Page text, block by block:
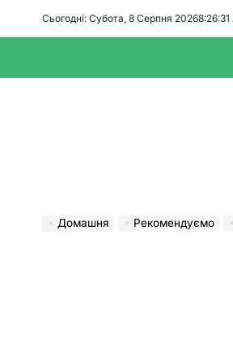
Сьогодні: Субота, 8 Серпня 20268:26:32
Домашня Рекомендуємо